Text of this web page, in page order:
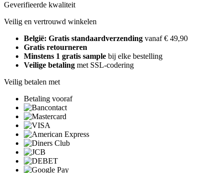
Geverifieerde kwaliteit
Veilig en vertrouwd winkelen
België: Gratis standaardverzending vanaf € 49,90
Gratis retourneren
Minstens 1 gratis sample bij elke bestelling
Veilige betaling met SSL-codering
Veilig betalen met
Betaling vooraf